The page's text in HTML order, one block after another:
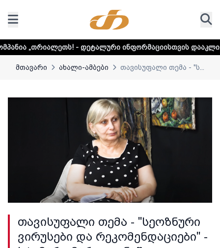
- დეტალური ინფორმაციისთვის დააკლიკეთ ლინკს
მთავარი ახალი-ამბები თავისუფალი თემა - "ს...
თავისუფალი თემა - "სეოზნური
ვირუსები და რეკომენდაციები" -